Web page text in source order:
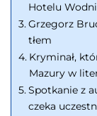
Hotelu
Grzegorz
tłem
Kryminał,
Mazury w
Spotkanie z
czeka